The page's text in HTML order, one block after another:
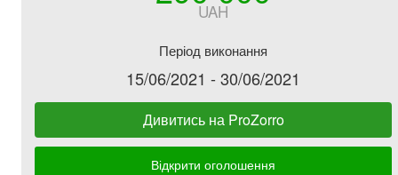
UAH
Період виконання
15/06/2021 - 30/06/2021
Дивитись на ProZorro
Відкрити оголошення